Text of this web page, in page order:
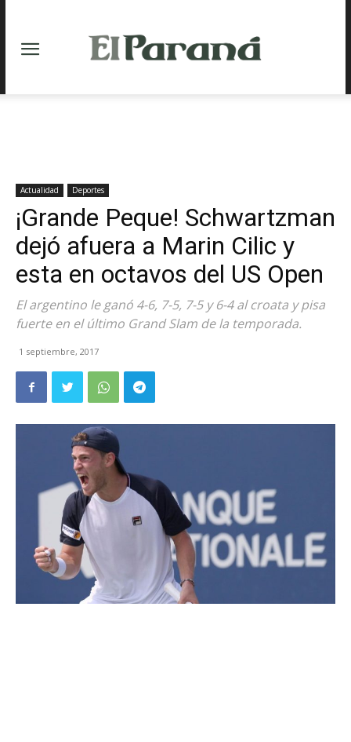
Actualidad Deportes
¡Grande Peque! Schwartzman
dejó afuera a Marin Cilic y
esta en octavos del US Open
El argentino le ganó 4-6, 7-5, 7-5 y 6-4 al croata y pisa
fuerte en el último Grand Slam de la temporada.
1 septiembre, 2017